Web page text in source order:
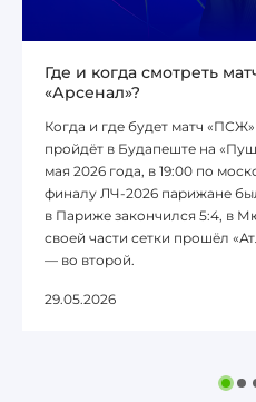
Где и когда смотреть
«Арсенал»?
Когда и где будет матч
пройдёт в Будапеште на
мая 2026 года, в 19:00 по
финалу ЛЧ-2026 парижане
в Париже закончился 5:4, в
своей части сетки прошёл
— во второй.
29.05.2026